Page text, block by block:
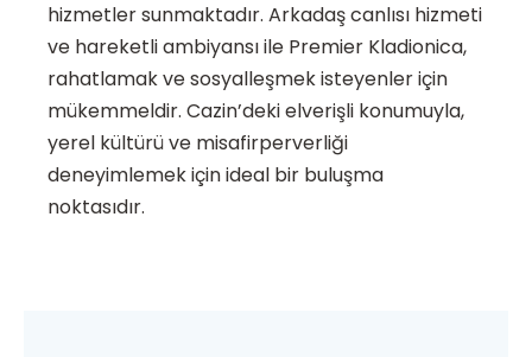
hizmetler sunmaktadır. Arkadaş canlısı hizmeti
ve hareketli ambiyansı ile Premier Kladionica,
rahatlamak ve sosyalleşmek isteyenler için
mükemmeldir. Cazin’deki elverişli konumuyla,
yerel kültürü ve misafirperverliği
deneyimlemek için ideal bir buluşma
noktasıdır.